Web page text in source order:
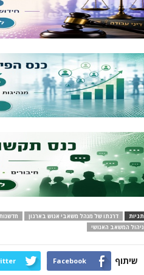
תגיות דרגתו של מנהל משאבי אנוש בארגון
ניהול המשאב האנושי
שיתוף Facebook